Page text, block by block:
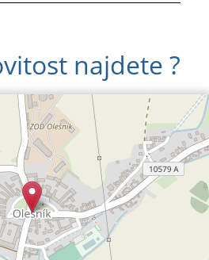
najdete ?